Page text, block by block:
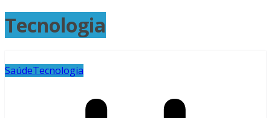
Tecnologia
SaúdeTecnologia